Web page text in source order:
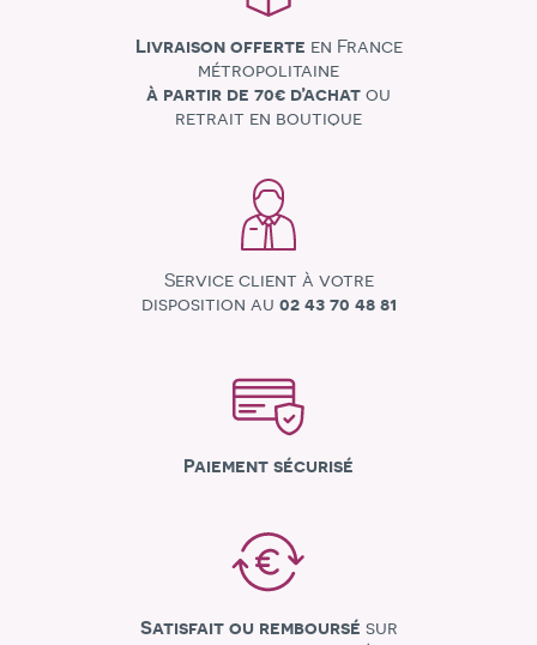
Livraison offerte en France
métropolitaine
à partir de 70€ d’achat ou
retrait en boutique
Service client à votre
disposition au 02 43 70 48 81
Paiement sécurisé
Satisfait ou remboursé sur